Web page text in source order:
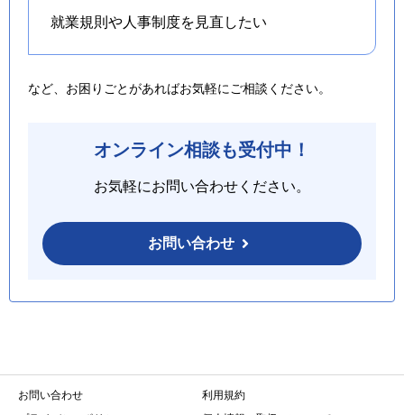
就業規則や人事制度を 見直したい
など、お困りごとがあればお気軽にご相談ください。
オンライン相談も受付中！
お気軽にお問い合わせください。
お問い合わせ
お問い合わせ
利用規約